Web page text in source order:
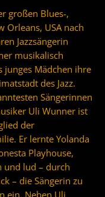
großen Blues-,
Orleans, USA nach
Jazzsängerin
musikalisch
junges Mädchen ihre
des Jazz.
Sängerinnen
Uli Wunner ist
der
Er lernte Yolanda
Playhouse,
und lud – durch
– die Sängerin zu